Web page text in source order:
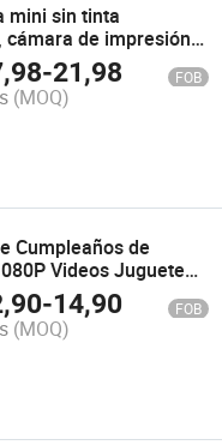
mini sin tinta
cámara de impresión
regalos de Navidad y
para niñas y niños
-21,98 FOB
(MOQ)
Cumpleaños de
Videos Juguete
para Niños
-14,90 FOB
(MOQ)